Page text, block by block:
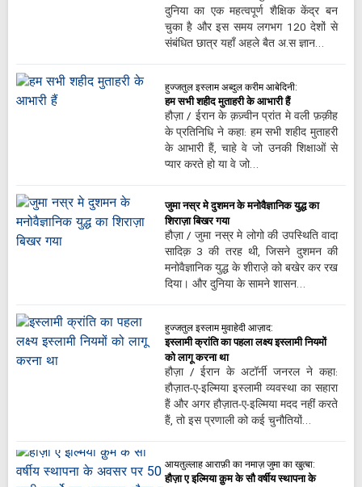
दुनिया का एक महत्वपूर्ण शैक्षिक केंद्र बन
चुका है और इस समय लगभग 120 देशों से
संबंधित छात्र यहाँ अहले बैत अ.स ज्ञान…
हुज्जतुल इस्लाम अब्दुल करीम आबेदिनी:
हम सभी शहीद मुताहरी के आभारी हैं
हौज़ा / ईरान के क़ज़्वीन प्रांत मे वली फ़क़ीह
के प्रतिनिधि ने कहा: हम सभी शहीद मुताहरी
के आभारी हैं, चाहे वे जो उनकी शिक्षाओं से
प्यार करते हो या वे जो…
जुमा नस्र मे दुशमन के मनोवैज्ञानिक युद्ध का
शिराज़ा बिखर गया
हौज़ा / जुमा नस्र मे लोगो की उपस्थिति वादा
सादिक़ 3 की तरह थी, जिसने दुशमन की
मनोवैज्ञानिक युद्ध के शीराजे़ को बखेर कर रख
दिया। और दुनिया के सामने शासन…
हुज्जतुल इस्लाम मुवाहेदी आज़ाद:
इस्लामी क्रांति का पहला लक्ष्य इस्लामी नियमों
को लागू करना था
हौज़ा / ईरान के अटॉर्नी जनरल ने कहा:
हौज़ात-ए-इल्मिया इस्लामी व्यवस्था का सहारा
हैं और अगर हौज़ात-ए-इल्मिया मदद नहीं करते
हैं, तो इस प्रणाली को कई चुनौतियों…
आयतुल्लाह आराफ़ी का नमाज़ जुमा का खुत्बा:
हौज़ा ए इल्मिया क़ुम के सौ वर्षीय स्थापना के